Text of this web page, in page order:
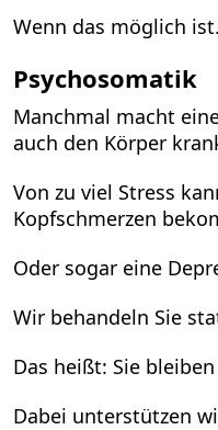
Wenn das möglich ist.
Psychosomatik
Manchmal macht
auch den Körper
Von zu viel Stress
Kopfschmerzen
Oder sogar eine
Wir behandeln Sie
Das heißt: Sie
Dabei unterstützen